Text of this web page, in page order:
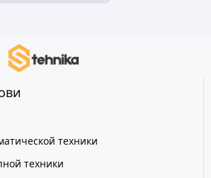
техники
техники